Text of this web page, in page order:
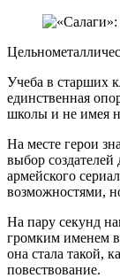
Учеба в старших
единственная
школы и не имея
На месте герои
выбор
армейского
возможностями,
На пару секунд
громким именем в
она стала такой,
повествование.